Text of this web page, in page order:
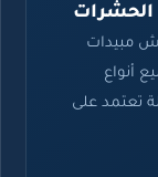
على